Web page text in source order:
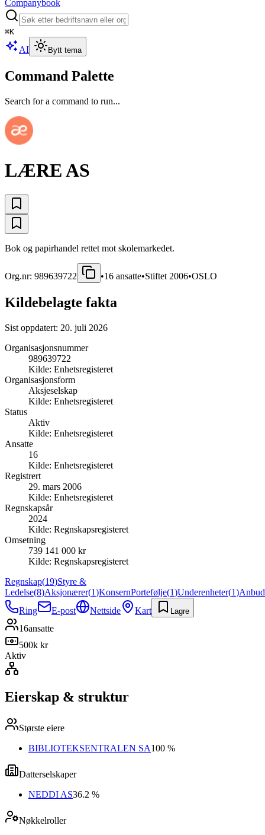
Companybook
⌘K
AI Bytt tema
Command Palette
Search for a command to run...
LÆRE AS
Bok og papirhandel rettet mot skolemarkedet.
Org.nr: 989639722 •16 ansatte•Stiftet 2006•OSLO
Kildebelagte fakta
Sist oppdatert: 20. juli 2026
Organisasjonsnummer
989639722
Kilde: Enhetsregisteret
Organisasjonsform
Aksjeselskap
Kilde: Enhetsregisteret
Status
Aktiv
Kilde: Enhetsregisteret
Ansatte
16
Kilde: Enhetsregisteret
Registrert
29. mars 2006
Kilde: Enhetsregisteret
Regnskapsår
2024
Kilde: Regnskapsregisteret
Omsetning
739 141 000 kr
Kilde: Regnskapsregisteret
Regnskap(19)Styre &
Ledelse(8)Aksjonærer(1)KonsernPortefølje(1)Underenheter(1)Anbud
Ring
E-post Nettside Kart Lagre
16ansatte
500k kr
Aktiv
Eierskap & struktur
Største eiere
BIBLIOTEKSENTRALEN SA100 %
Datterselskaper
NEDDI AS36.2 %
Nøkkelroller